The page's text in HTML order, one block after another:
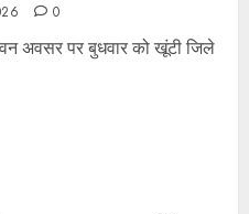
0
अवसर पर बुधवार को खूंटी जिले